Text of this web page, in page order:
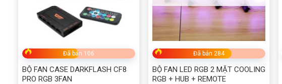
Đã bán 106
BỘ FAN CASE DARKFLASH CF8
PRO RGB 3FAN
Đã bán 284
BỘ FAN LED RGB 2 MẶT COOLING
RGB + HUB + REMOTE